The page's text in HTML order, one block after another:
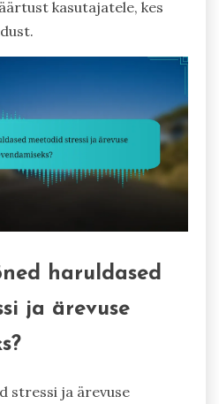
kasutajatele, kes
haruldased
ja ärevuse
stressi ja ärevuse